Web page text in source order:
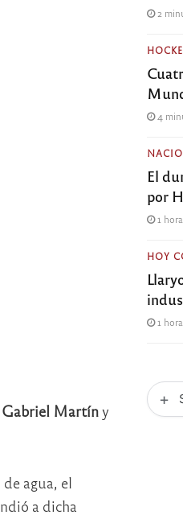
Gabriel Martíny
agua, el
a dicha
2
4
El
por
1
HOY
1
+